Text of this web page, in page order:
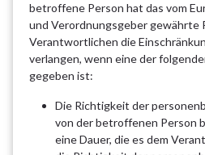
betroffene Person hat das vom
und Verordnungsgeber gewährte
Verantwortlichen die
verlangen, wenn eine der
gegeben ist:
Die Richtigkeit der
von der betroffenen Person
eine Dauer, die es dem